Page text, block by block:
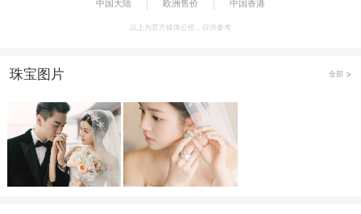
中国大陆 欧洲售价 中国香港
以上为官方媒体公价，仅供参考
珠宝图片 全部